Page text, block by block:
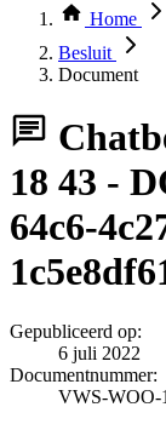
Thema
Bekijk per
Home
Besluit
Document
18 43 -
64c6-
Gepubliceerd op:
6 juli 2022
Documentnummer:
VWS-WOO-